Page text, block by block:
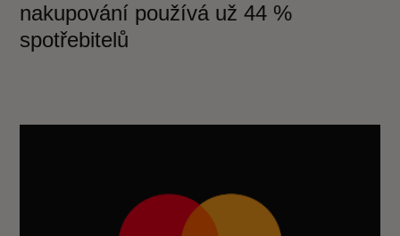
nakupování používá už 44 %
spotřebitelů